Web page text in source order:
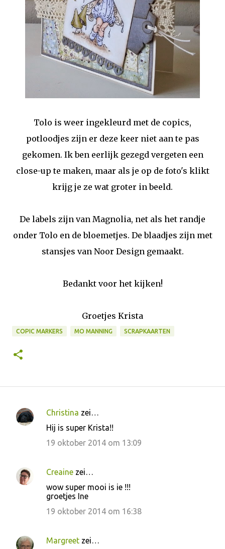
Tolo is weer ingekleurd met de copics,
potloodjes zijn er deze keer niet aan te pas
gekomen. Ik ben eerlijk gezegd vergeten een
close-up te maken, maar als je op de foto's klikt
krijg je ze wat groter in beeld.
De labels zijn van Magnolia, net als het randje
onder Tolo en de bloemetjes. De blaadjes zijn met
stansjes van Noor Design gemaakt.
Bedankt voor het kijken!
Groetjes Krista
COPIC MARKERS MO MANNING SCRAPKAARTEN
R
t
Christina zei…
Hij is super Krista!!
19 oktober 2014 om 13:09
Creaine zei…
wow super mooi is ie !!!
groetjes Ine
19 oktober 2014 om 16:38
Margreet zei…